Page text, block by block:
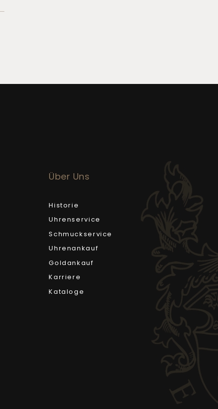
Über Uns
Historie
Uhrenservice
Schmuckservice
Uhrenankauf
Goldankauf
Karriere
Kataloge